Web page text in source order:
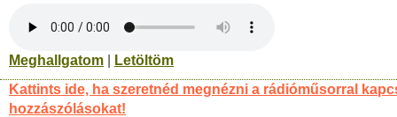
Meghallgatom
Letöltöm
Kattints ide, ha szeretnéd megnézni a rádióműsorral
hozzászólásokat!